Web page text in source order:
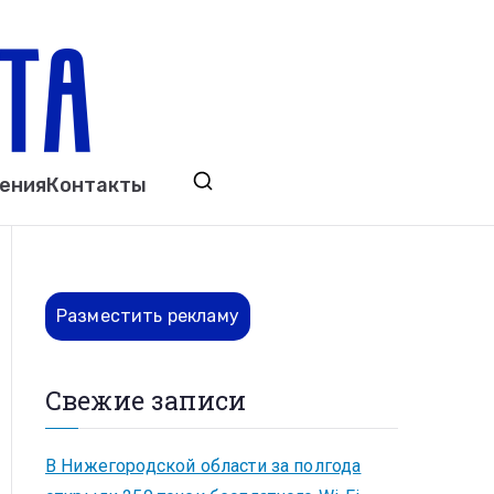
Выкса. Муром. Кулебаки. Навашино,
Контакты
Разместить рекламу
Свежие записи
В Нижегородской области за полгода